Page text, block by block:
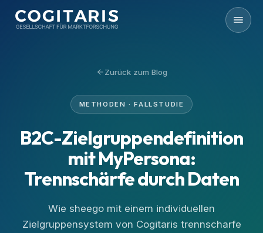
Zurück zum Blog
METHODEN · FALLSTUDIE
B2C-Zielgruppendefinition
mit MyPersona:
Trennschärfe durch Daten
Wie sheego mit einem individuellen
Zielgruppensystem von Cogitaris trennscharfe